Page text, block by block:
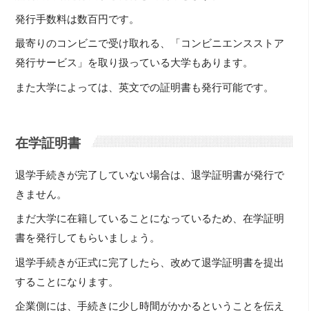
発行手数料は数百円です。
最寄りのコンビニで受け取れる、「コンビニエンスストア
発行サービス」を取り扱っている大学もあります。
また大学によっては、英文での証明書も発行可能です。
在学証明書
退学手続きが完了していない場合は、退学証明書が発行で
きません。
まだ大学に在籍していることになっているため、在学証明
書を発行してもらいましょう。
退学手続きが正式に完了したら、改めて退学証明書を提出
することになります。
企業側には、手続きに少し時間がかかるということを伝え